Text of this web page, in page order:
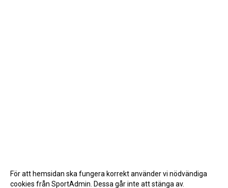
För att hemsidan ska fungera korrekt använder vi nödvändiga
cookies från SportAdmin. Dessa går inte att stänga av.